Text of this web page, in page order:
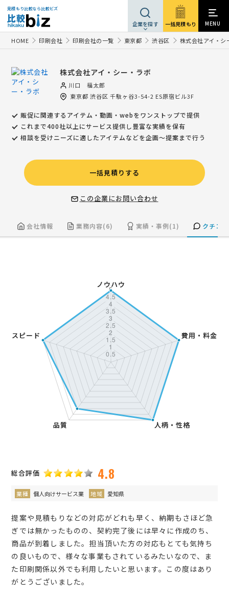
見積もり比較なら比較ビズ
企業を探す 一括見積もり MENU
HOME 印刷会社 印刷会社の一覧 東京都 渋谷区 株式会社アイ・シ
株式会社アイ・シー・ラボ
川口 福太郎
東京都 渋谷区 千駄ヶ谷3-54-2 ES原宿ビル3F
販促に関連するアイテム・動画・webをワンストップで提供
これまで400社以上にサービス提供し豊富な実績を保有
相談を受けニーズに適したアイテムなどを企画〜提案まで行う
一括見積りする
この企業にお問い合わせ
会社情報 業務内容(6) 実績・事例(1) クチコ
総合評価 4.8
業種 個人向けサービス業 地域 愛知県
提案や見積もりなどの対応がどれも早く、納期もさほど急
ぎでは無かったものの、契約完了後には早々に作成のち、
商品が到着しました。担当頂いた方の対応もとても気持ち
の良いもので、様々な事業もされているみたいなので、ま
た印刷関係以外でも利用したいと思います。この度はあり
がとうございました。